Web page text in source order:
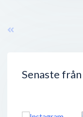
Senaste från